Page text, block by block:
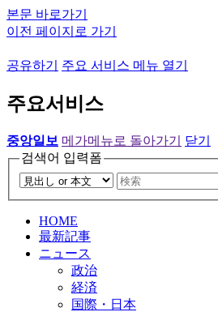
본문 바로가기
이전 페이지로 가기
공유하기 주요 서비스 메뉴 열기
주요서비스
중앙일보 메가메뉴로 돌아가기
닫기
검색어 입력폼
HOME
最新記事
ニュース
政治
経済
国際・日本